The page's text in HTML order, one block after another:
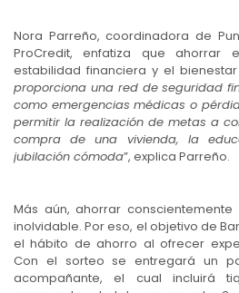
Nora Parreño, coordinadora de
ProCredit, enfatiza que ahorrar
estabilidad financiera y el
proporciona una red de seguridad
como emergencias médicas o
permitir la realización de metas a
compra de una vivienda, la
jubilación cómoda”, explica Parreño.
Más aún, ahorrar
inolvidable. Por eso, el objetivo de
el hábito de ahorro al ofrecer
Con el sorteo se entregará un
acompañante, el cual incluirá